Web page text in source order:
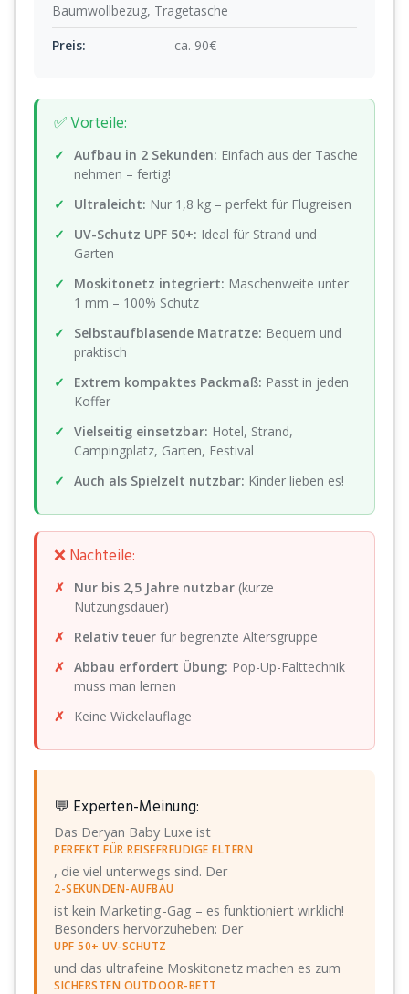
Baumwollbezug, Tragetasche
Preis:
ca. 90€
✅ Vorteile:
Aufbau in 2 Sekunden: Einfach aus der Tasche
nehmen – fertig!
Ultraleicht: Nur 1,8 kg – perfekt für Flugreisen
UV-Schutz UPF 50+: Ideal für Strand und
Garten
Moskitonetz integriert: Maschenweite unter
1 mm – 100% Schutz
Selbstaufblasende Matratze: Bequem und
praktisch
Extrem kompaktes Packmaß: Passt in jeden
Koffer
Vielseitig einsetzbar: Hotel, Strand,
Campingplatz, Garten, Festival
Auch als Spielzelt nutzbar: Kinder lieben es!
❌ Nachteile:
Nur bis 2,5 Jahre nutzbar (kurze
Nutzungsdauer)
Relativ teuer für begrenzte Altersgruppe
Abbau erfordert Übung: Pop-Up-Falttechnik
muss man lernen
Keine Wickelauflage
💬 Experten-Meinung:
Das Deryan Baby Luxe ist
PERFEKT FÜR REISEFREUDIGE ELTERN
, die viel unterwegs sind. Der
2-SEKUNDEN-AUFBAU
ist kein Marketing-Gag – es funktioniert wirklich!
Besonders hervorzuheben: Der
UPF 50+ UV-SCHUTZ
und das ultrafeine Moskitonetz machen es zum
SICHERSTEN OUTDOOR-BETT